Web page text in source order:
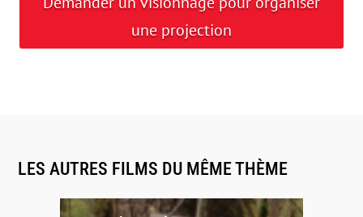
une projection
LES AUTRES FILMS DU MÊME THÈME